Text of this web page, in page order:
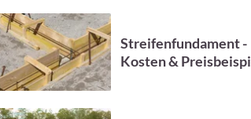
Streifenfundament -
Kosten &